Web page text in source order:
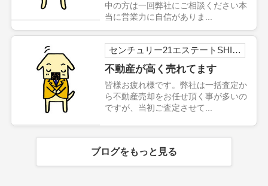
中の方は一回弊社にご相談ください本
当に営業力に自信がありま...
センチュリー21エステートSHINの森本です
不動産が高く売れてます
皆様お疲れ様です。弊社は一括査定か
ら不動産売却をお任せ頂く事が多いの
ですが、当初ご査定させて...
ブログをもっと見る